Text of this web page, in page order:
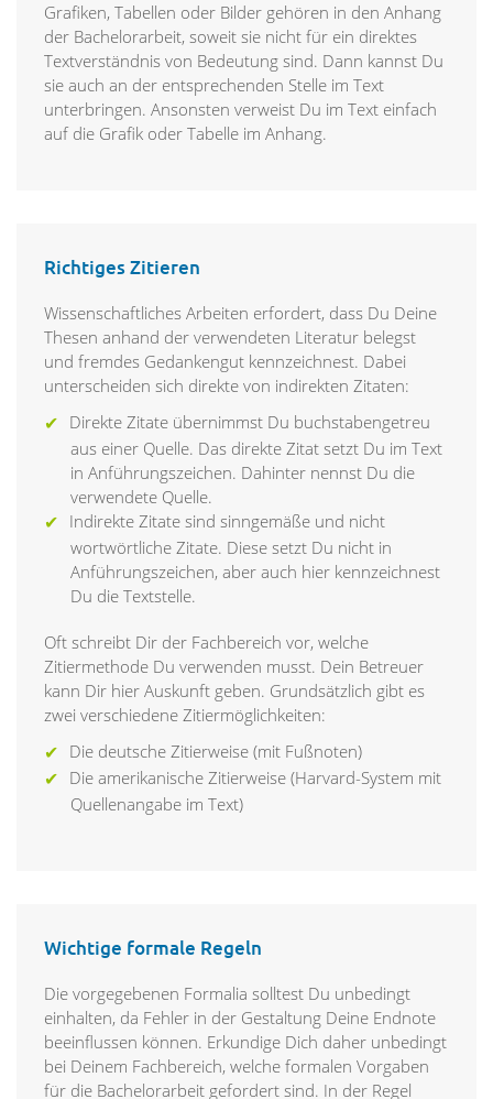
Grafiken, Tabellen oder Bilder gehören in den Anhang
der Bachelorarbeit, soweit sie nicht für ein direktes
Textverständnis von Bedeutung sind. Dann kannst Du
sie auch an der entsprechenden Stelle im Text
unterbringen. Ansonsten verweist Du im Text einfach
auf die Grafik oder Tabelle im Anhang.
Richtiges Zitieren
Wissenschaftliches Arbeiten erfordert, dass Du Deine
Thesen anhand der verwendeten Literatur belegst
und fremdes Gedankengut kennzeichnest. Dabei
unterscheiden sich direkte von indirekten Zitaten:
Direkte Zitate übernimmst Du buchstabengetreu
aus einer Quelle. Das direkte Zitat setzt Du im Text
in Anführungszeichen. Dahinter nennst Du die
verwendete Quelle.
Indirekte Zitate sind sinngemäße und nicht
wortwörtliche Zitate. Diese setzt Du nicht in
Anführungszeichen, aber auch hier kennzeichnest
Du die Textstelle.
Oft schreibt Dir der Fachbereich vor, welche
Zitiermethode Du verwenden musst. Dein Betreuer
kann Dir hier Auskunft geben. Grundsätzlich gibt es
zwei verschiedene Zitiermöglichkeiten:
Die deutsche Zitierweise (mit Fußnoten)
Die amerikanische Zitierweise (Harvard-System mit
Quellenangabe im Text)
Wichtige formale Regeln
Die vorgegebenen Formalia solltest Du unbedingt
einhalten, da Fehler in der Gestaltung Deine Endnote
beeinflussen können. Erkundige Dich daher unbedingt
bei Deinem Fachbereich, welche formalen Vorgaben
für die Bachelorarbeit gefordert sind. In der Regel